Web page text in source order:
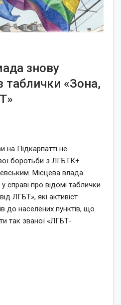
знову
таблички «Зона,
Підкарпатті не
боротьби з ЛГБТК+
Місцева влада
справі про відомі таблички
ЛГБТ», які активіст
до населених пунктів, що
так званої «ЛГБТ-